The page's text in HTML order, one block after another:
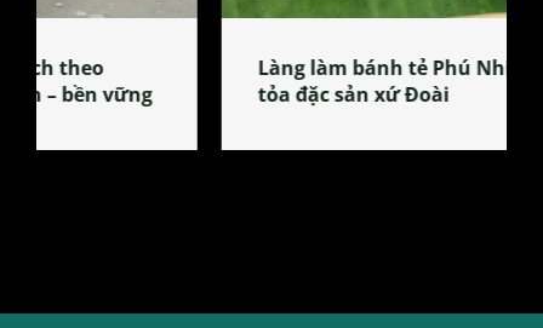
Làng làm bánh tẻ Phú Nhi – nơi lan
tỏa đặc sản xứ Đoài